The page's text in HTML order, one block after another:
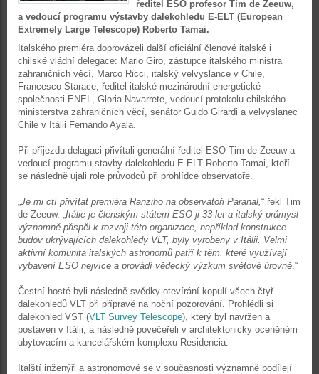
ředitel ESO profesor Tim de Zeeuw,
a vedoucí programu výstavby dalekohledu E-ELT (European
Extremely Large Telescope) Roberto Tamai.
Italského premiéra doprovázeli další oficiální členové italské i
chilské vládní delegace: Mario Giro, zástupce italského ministra
zahraničních věcí, Marco Ricci, italský velvyslance v Chile,
Francesco Starace, ředitel italské mezinárodní energetické
společnosti ENEL, Gloria Navarrete, vedoucí protokolu chilského
ministerstva zahraničních věcí, senátor Guido Girardi a velvyslanec
Chile v Itálii Fernando Ayala.
Při příjezdu delagaci přivítali generální ředitel ESO Tim de Zeeuw a
vedoucí programu stavby dalekohledu E-ELT Roberto Tamai, kteří
se následně ujali role průvodců při prohlídce observatoře.
„Je mi ctí přivítat premiéra Ranziho na observatoři Paranal,“ řekl Tim
de Zeeuw. „Itálie je členským státem ESO ji 33 let a italský průmysl
významně přispěl k rozvoji této organizace, například konstrukce
budov ukrývajících dalekohledy VLT, byly vyrobeny v Itálii. Velmi
aktivní komunita italských astronomů patří k těm, které využívají
vybavení ESO nejvíce a provádí vědecký výzkum světové úrovně.“
Čestní hosté byli následně svědky otevírání kopulí všech čtyř
dalekohledů VLT při přípravě na noční pozorování. Prohlédli si
dalekohled VST (VLT Survey Telescope), který byl navržen a
postaven v Itálii, a následně povečeřeli v architektonicky oceněném
ubytovacím a kancelářském komplexu Residencia.
Italští inženýři a astronomové se v současnosti významně podílejí